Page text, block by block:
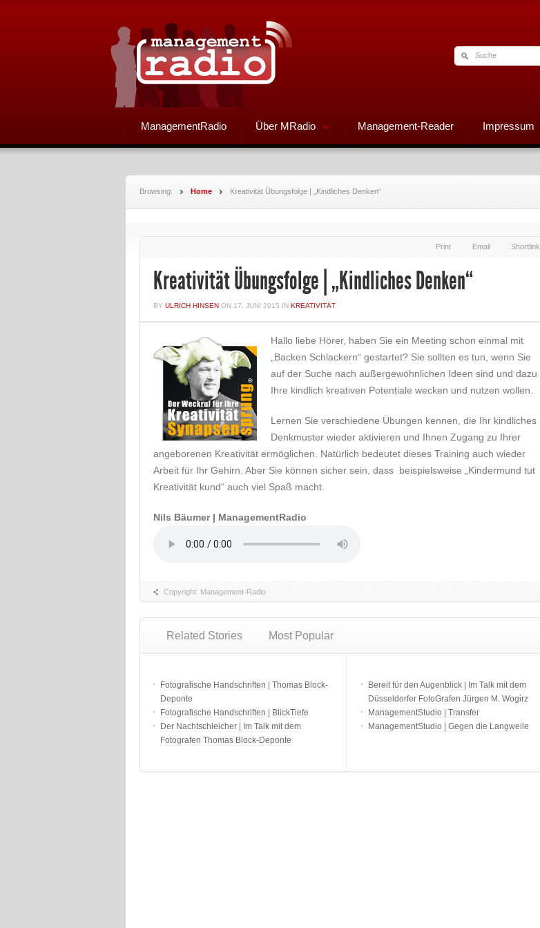
ManagementRadio Über MRadio Management-Reader Impressum
Browsing: Home Kreativität Übungsfolge | „Kindliches Denken“
Print Email Shortlink
Kreativität Übungsfolge | „Kindliches Denken“
BY ULRICH HINSEN ON 17. JUNI 2015 IN KREATIVITÄT
Hallo liebe Hörer, haben Sie ein Meeting schon einmal mit
„Backen Schlackern“ gestartet? Sie sollten es tun, wenn Sie
auf der Suche nach außergewöhnlichen Ideen sind und dazu
Ihre kindlich kreativen Potentiale wecken und nutzen wollen.
Lernen Sie verschiedene Übungen kennen, die Ihr kindliches
Denkmuster wieder aktivieren und Ihnen Zugang zu Ihrer
angeborenen Kreativität ermöglichen. Natürlich bedeutet dieses Training auch wieder
Arbeit für Ihr Gehirn. Aber Sie können sicher sein, dass beispielsweise „Kindermund tut
Kreativität kund“ auch viel Spaß macht.
Nils Bäumer | ManagementRadio
Copyright: Management-Radio
Related Stories Most Popular
Fotografische Handschriften | Thomas Block-
Deponte
Fotografische Handschriften | BlickTiefe
Der Nachtschleicher | Im Talk mit dem
Fotografen Thomas Block-Deponte
Bereit für den Augenblick | Im Talk mit dem
Düsseldorfer FotoGrafen Jürgen M. Wogirz
ManagementStudio | Transfer
ManagementStudio | Gegen die Langweile